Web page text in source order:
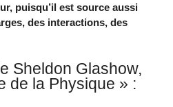
puisqu’il est source aussi
des interactions, des
Sheldon Glashow,
de la Physique » :